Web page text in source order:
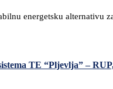
energetsku
TE “Pljevlja” –